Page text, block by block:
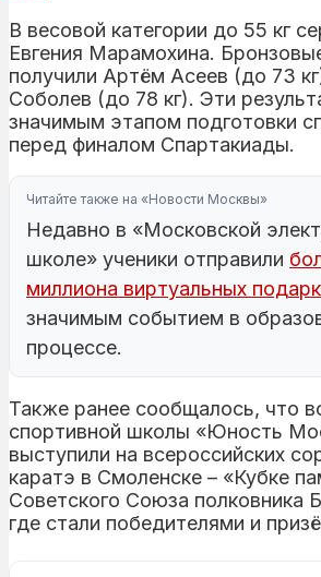
В весовой категории до 55 кг
Евгения Марамохина.
получили Артём Асеев (до 73
Соболев (до 78 кг). Эти
значимым этапом подготовки
перед финалом Спартакиады.
Читайте также на «Новости Москвы»
Недавно в «Московской
школе» ученики отправили
миллиона виртуальных
значимым событием в
процессе.
Также ранее сообщалось, что
спортивной школы «Юность
выступили на всероссийских
каратэ в Смоленске – «Кубке
Советского Союза полковника
где стали победителями и